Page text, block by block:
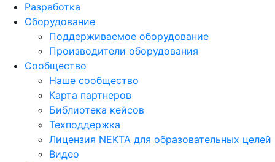
Разработка
Оборудование
Поддерживаемое оборудование
Производители оборудования
Сообщество
Наше сообщество
Карта партнеров
Библиотека кейсов
Техподдержка
Лицензия NEKTA для образовательных целей
Видео